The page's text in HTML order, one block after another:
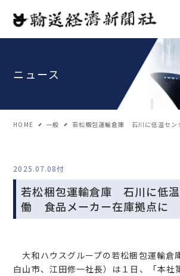
ニュース
HOME 一般 若松梱包運輸倉庫 石川に低温セ
2025.07.08付
若松梱包運輸倉庫 石川に低
働 食品メーカー在庫拠点に
大和ハウスグループの若松梱包運輸倉
白山市、江田修一社長）は１日、「本社